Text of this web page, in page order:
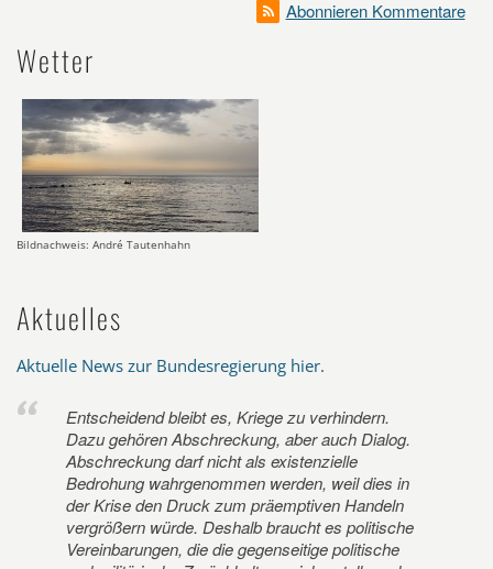
Abonnieren Kommentare
Wetter
Bildnachweis: André Tautenhahn
Aktuelles
Aktuelle News zur Bundesregierung hier.
Entscheidend bleibt es, Kriege zu verhindern.
Dazu gehören Abschreckung, aber auch Dialog.
Abschreckung darf nicht als existenzielle
Bedrohung wahrgenommen werden, weil dies in
der Krise den Druck zum präemptiven Handeln
vergrößern würde. Deshalb braucht es politische
Vereinbarungen, die die gegenseitige politische